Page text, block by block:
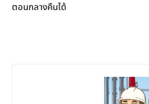
ตอนกลางคืนได้